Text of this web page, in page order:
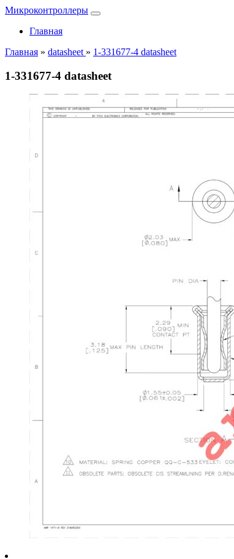
Микроконтроллеры
Главная
Главная » datasheet » 1-331677-4 datasheet
1-331677-4 datasheet